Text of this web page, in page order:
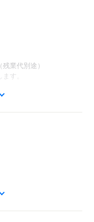
業代別途）
す。
てしまった…
：禁煙】